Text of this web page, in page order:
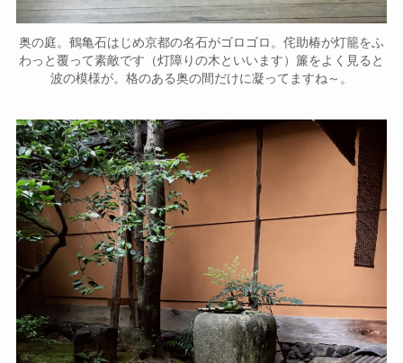
奥の庭。鶴亀石はじめ京都の名石がゴロゴロ。侘助椿が灯籠をふ
わっと覆って素敵です（灯障りの木といいます）簾をよく見ると
波の模様が。格のある奥の間だけに凝ってますね～。